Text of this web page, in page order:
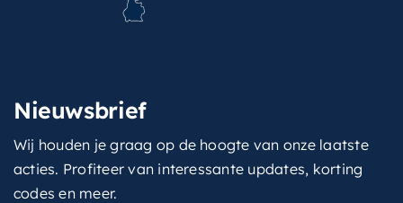
Nieuwsbrief
Wij houden je graag op de hoogte van onze laatste
acties. Profiteer van interessante updates, korting
codes en meer.